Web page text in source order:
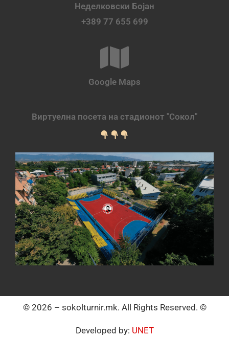
Неделковски Бојан
+389 77 655 699
Google Maps
Виртуелна посета на стадионот "Сокол"
© 2026 – sokolturnir.mk. All Rights Reserved. ©
Developed by: UNET